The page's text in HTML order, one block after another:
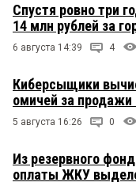
Спустя ровно три
14 млн рублей за
6 августа 14:39 4
Киберсыщики
омичей за продажи
5 августа 16:26 0
Из резервного
оплаты ЖКУ